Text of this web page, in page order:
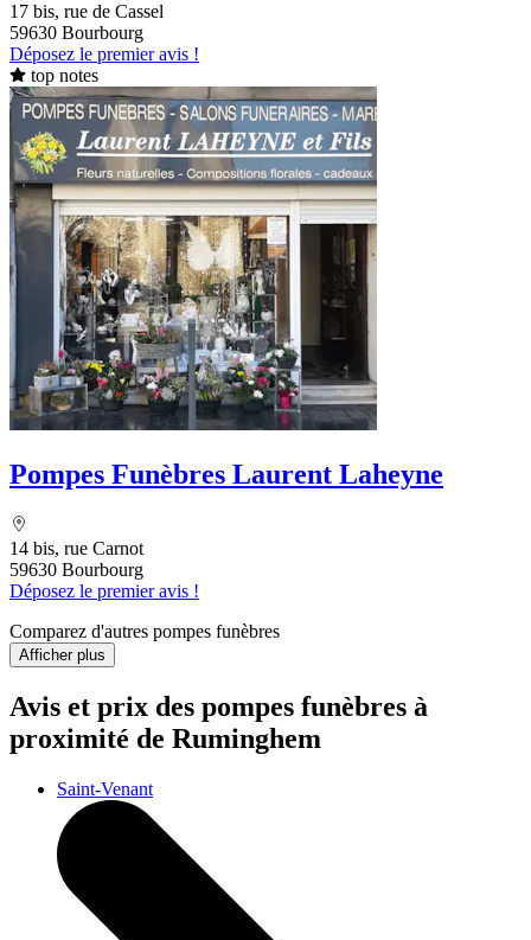
17 bis, rue de Cassel
59630 Bourbourg
Déposez le premier avis !
top notes
Pompes Funèbres Laurent Laheyne
14 bis, rue Carnot
59630 Bourbourg
Déposez le premier avis !
Comparez d'autres pompes funèbres
Afficher plus
Avis et prix des pompes funèbres à
proximité de Ruminghem
Saint-Venant